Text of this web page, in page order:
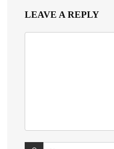
LEAVE A REPLY